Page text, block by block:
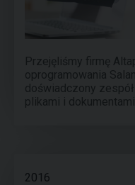
Przejęliśmy firmę
oprogramowania
doświadczony
plikami i dokumentami.
2016